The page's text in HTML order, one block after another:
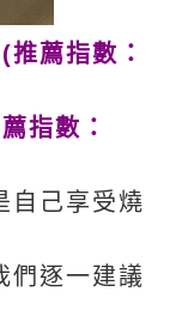
薦指數：
指數：
自己享受燒
們逐一建議